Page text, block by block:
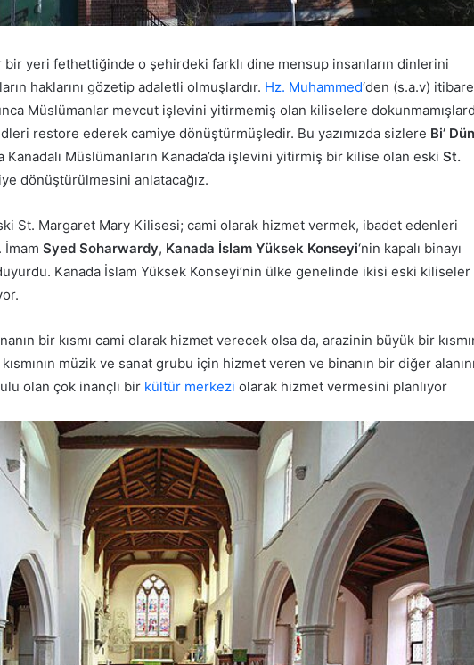
bir yeri fethettiğinde o şehirdeki farklı dine mensup insanların dinlerini
haklarını gözetip adaletli olmuşlardır. Hz. Muhammed‘den (s.a.v)
Müslümanlar mevcut işlevini yitirmemiş olan kiliselere
restore ederek camiye dönüştürmüşledir. Bu yazımızda sizlere Bi’
Kanadalı Müslümanların Kanada’da işlevini yitirmiş bir kilise olan eski St.
dönüştürülmesini anlatacağız.
St. Margaret Mary Kilisesi; cami olarak hizmet vermek, ibadet edenleri
İmam Syed Soharwardy, Kanada İslam Yüksek Konseyi‘nin kapalı binayı
duyurdu. Kanada İslam Yüksek Konseyi’nin ülke genelinde ikisi eski kiliseler
bir kısmı cami olarak hizmet verecek olsa da, arazinin büyük bir
müzik ve sanat grubu için hizmet veren ve binanın bir diğer
olan çok inançlı bir kültür merkezi olarak hizmet vermesini planlıyor